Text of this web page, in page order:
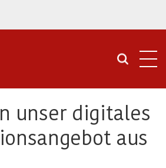
unser digitales
aus